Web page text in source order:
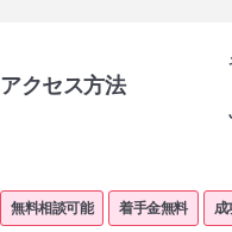
アクセス方法
無料相談可能 着手金無料 成